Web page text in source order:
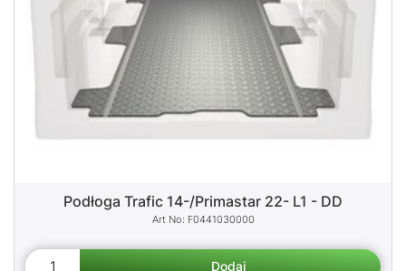
Podłoga Trafic 14-/Primastar 22- L1 - DD
F0441030000